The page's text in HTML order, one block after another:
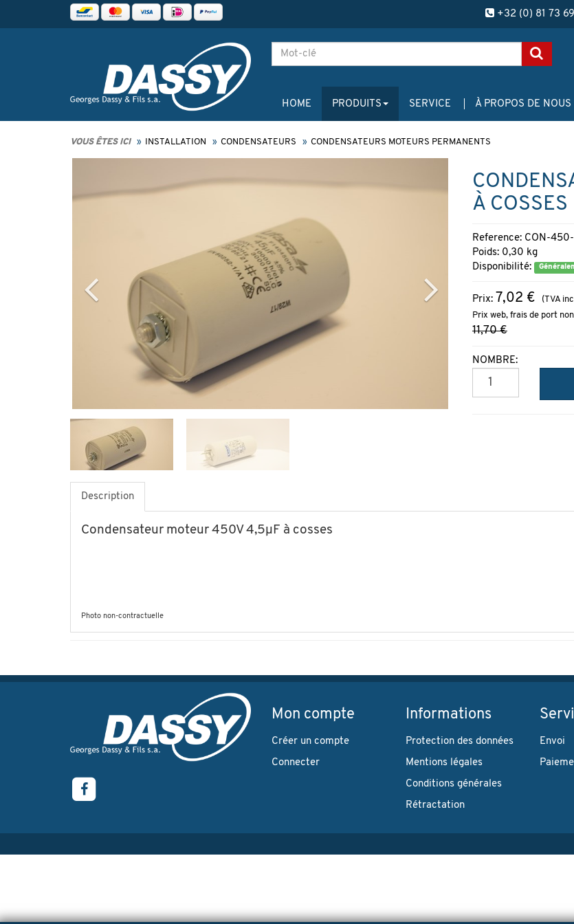
+32 (0) 81 73
HOME PRODUITS SERVICE À PROPOS DE NOUS
VOUS ÊTES ICI INSTALLATION CONDENSATEURS CONDENSATEURS MOTEURS PERMANENTS
À COSSES
Reference: CON-
Poids: 0,30 kg
Disponibilité:
Prix: 7,02 €
(TVA
Prix web, frais de port
11,70 €
NOMBRE:
Description
Condensateur moteur 450V 4,5µF à cosses
Photo non-contractuelle
Mon compte
Créer un compte
Connecter
Informations
Protection des données
Mentions légales
Conditions générales
Rétractation
Envoi